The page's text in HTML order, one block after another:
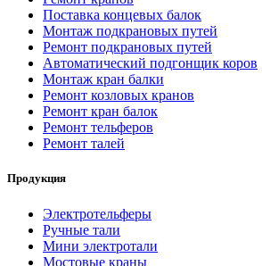
Поставка концевых балок
Монтаж подкрановых путей
Ремонт подкрановых путей
Автоматический подгонщик коров
Монтаж кран балки
Ремонт козловых кранов
Ремонт кран балок
Ремонт тельферов
Ремонт талей
Продукция
Электротельферы
Ручные тали
Мини электротали
Мостовые краны